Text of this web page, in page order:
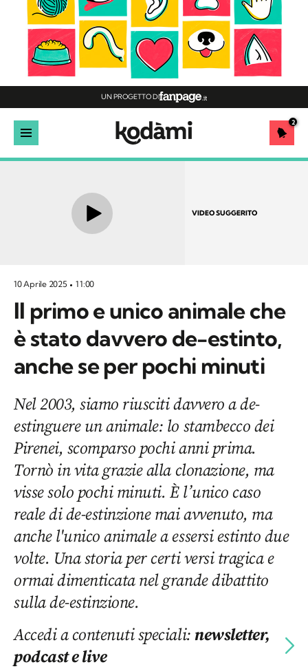
UN PROGETTO DI
2
VIDEO SUGGERITO
10 Aprile 2025 11:00
Il primo e unico animale che
è stato davvero de-estinto,
anche se per pochi minuti
Nel 2003, siamo riusciti davvero a de-
estinguere un animale: lo stambecco dei
Pirenei, scomparso pochi anni prima.
Tornò in vita grazie alla clonazione, ma
visse solo pochi minuti. È l’unico caso
reale di de-estinzione mai avvenuto, ma
anche l'unico animale a essersi estinto due
volte. Una storia per certi versi tragica e
ormai dimenticata nel grande dibattito
sulla de-estinzione.
Accedi a contenuti speciali:newsletter,
podcast e live